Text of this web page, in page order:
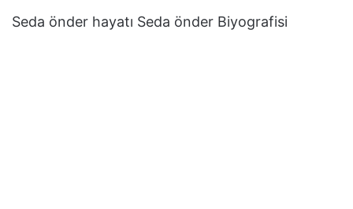
Seda önder hayatı Seda önder Biyografisi